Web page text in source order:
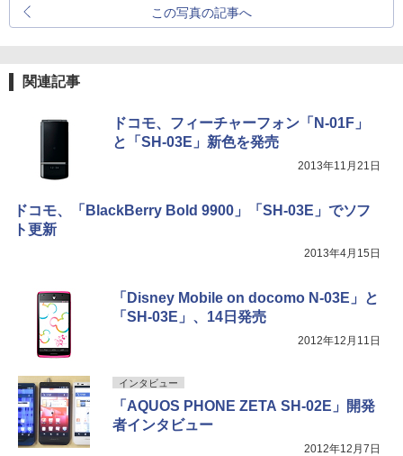
この写真の記事へ
関連記事
ドコモ、フィーチャーフォン「N-01F」
と「SH-03E」新色を発売
2013年11月21日
ドコモ、「BlackBerry Bold 9900」「SH-03E」でソフ
ト更新
2013年4月15日
「Disney Mobile on docomo N-03E」と
「SH-03E」、14日発売
2012年12月11日
インタビュー
「AQUOS PHONE ZETA SH-02E」開発
者インタビュー
2012年12月7日